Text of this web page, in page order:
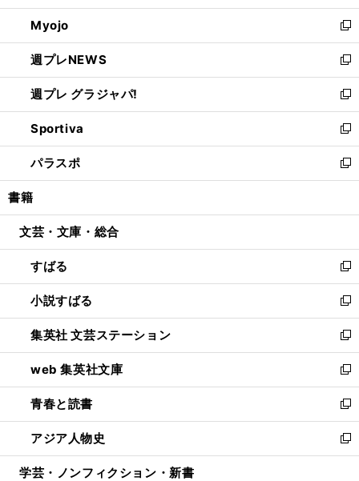
開
く
ウ
で
開
く
ン
ド
ウ
で
開
く
ウ
ィ
ン
ド
ウ
で
開
く
Myojo
新
し
い
ウ
ィ
ン
ド
ウ
で
開
週プレNEWS
新
し
い
ウ
ィ
ン
ド
ウ
開
週プレ グラジャパ!
新
し
い
ウ
ィ
ン
ウ
開
く
Sportiva
新
し
い
ウ
ン
ウ
で
開
く
パラスポ
新
し
ウ
ン
ド
ウ
で
開
く
書籍
文芸・文庫・総合
すばる
新
し
い
ウ
ィ
ン
ド
ウ
で
開
く
小説すばる
新
し
い
ウ
ィ
ン
ド
ウ
で
開
集英社 文芸ステーション
新
し
い
ウ
ィ
ン
ド
ウ
web 集英社文庫
新
し
い
ウ
ィ
ン
青春と読書
新
し
い
ウ
アジア人物史
新
し
学芸・ノンフィクション・新書